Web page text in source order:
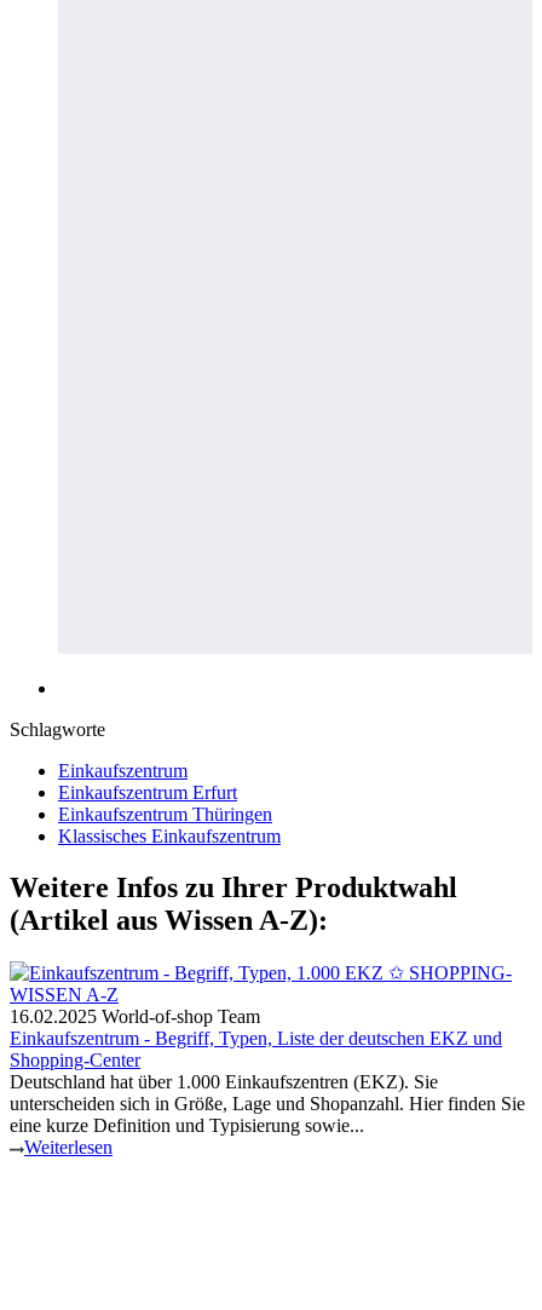
Schlagworte
Einkaufszentrum
Einkaufszentrum Erfurt
Einkaufszentrum Thüringen
Klassisches Einkaufszentrum
Weitere Infos zu Ihrer Produktwahl
(Artikel aus Wissen A-Z):
16.02.2025 World-of-shop Team
Einkaufszentrum - Begriff, Typen, Liste der deutschen EKZ und
Shopping-Center
Deutschland hat über 1.000 Einkaufszentren (EKZ). Sie
unterscheiden sich in Größe, Lage und Shopanzahl. Hier finden Sie
eine kurze Definition und Typisierung sowie...
Weiterlesen